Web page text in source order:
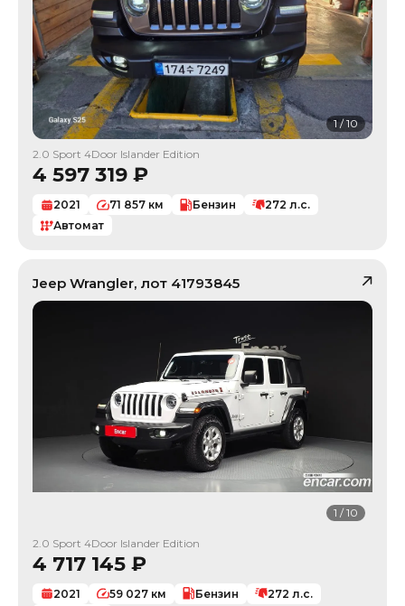
1/10
2.0 Sport 4Door Islander Edition
4 597 319 ₽
2021 71 857 км Бензин 272 л.с.
Автомат
Jeep Wrangler, лот 41793845
1 /10
2.0 Sport 4Door Islander Edition
4 717 145 ₽
2021 59 027 км Бензин 272 л.с.